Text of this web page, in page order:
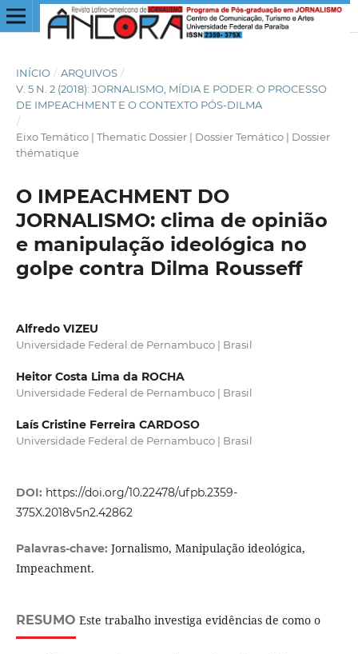
INÍCIO / ARQUIVOS /
V. 5 N. 2 (2018): JORNALISMO, MÍDIA E PODER: O PROCESSO
DE IMPEACHMENT E O CONTEXTO PÓS-DILMA
/
Eixo Temático | Thematic Dossier | Dossier Temático | Dossier
thématique
O IMPEACHMENT DO
JORNALISMO: clima de opinião
e manipulação ideológica no
golpe contra Dilma Rousseff
Alfredo VIZEU
Universidade Federal de Pernambuco | Brasil
Heitor Costa Lima da ROCHA
Universidade Federal de Pernambuco | Brasil
Laís Cristine Ferreira CARDOSO
Universidade Federal de Pernambuco | Brasil
DOI: https://doi.org/10.22478/ufpb.2359-
375X.2018v5n2.42862
Palavras-chave: Jornalismo, Manipulação ideológica,
Impeachment.
RESUMO Este trabalho investiga evidências de como o